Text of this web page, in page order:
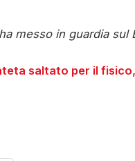
messo in guardia sul
saltato per il